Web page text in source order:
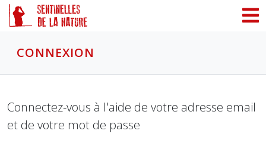
CONNEXION
Connectez-vous à l'aide de votre adresse email
et de votre mot de passe
Panneau de gestion des cookies